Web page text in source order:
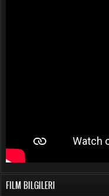
FILM BILGILERI